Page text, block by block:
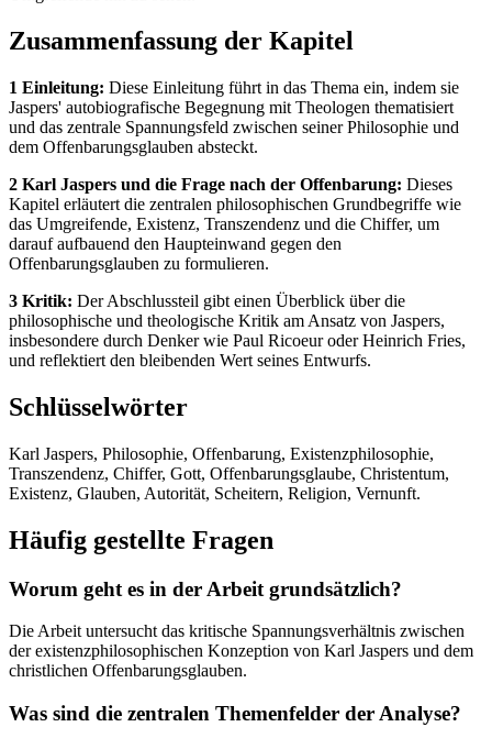
Zusammenfassung der Kapitel
1 Einleitung: Diese Einleitung führt in das Thema ein, indem sie
Jaspers' autobiografische Begegnung mit Theologen thematisiert
und das zentrale Spannungsfeld zwischen seiner Philosophie und
dem Offenbarungsglauben absteckt.
2 Karl Jaspers und die Frage nach der Offenbarung: Dieses
Kapitel erläutert die zentralen philosophischen Grundbegriffe wie
das Umgreifende, Existenz, Transzendenz und die Chiffer, um
darauf aufbauend den Haupteinwand gegen den
Offenbarungsglauben zu formulieren.
3 Kritik: Der Abschlussteil gibt einen Überblick über die
philosophische und theologische Kritik am Ansatz von Jaspers,
insbesondere durch Denker wie Paul Ricoeur oder Heinrich Fries,
und reflektiert den bleibenden Wert seines Entwurfs.
Schlüsselwörter
Karl Jaspers, Philosophie, Offenbarung, Existenzphilosophie,
Transzendenz, Chiffer, Gott, Offenbarungsglaube, Christentum,
Existenz, Glauben, Autorität, Scheitern, Religion, Vernunft.
Häufig gestellte Fragen
Worum geht es in der Arbeit grundsätzlich?
Die Arbeit untersucht das kritische Spannungsverhältnis zwischen
der existenzphilosophischen Konzeption von Karl Jaspers und dem
christlichen Offenbarungsglauben.
Was sind die zentralen Themenfelder der Analyse?